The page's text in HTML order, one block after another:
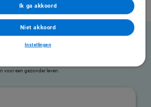
samen
aanvullende verzekeringen van VGZ Zorgt. Zo profiteer
voor een gezonder leven.
Instellingen
Niet akkoord
Ik ga akkoord